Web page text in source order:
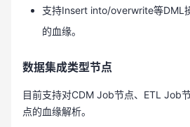
支持Insert into/overwrite等DML
的血缘。
数据集成类型节点
目前支持对CDM Job节点、ETL Job
点的血缘解析。